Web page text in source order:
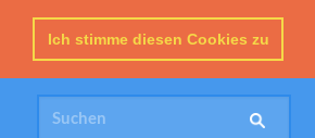
Ich stimme diesen Cookies zu